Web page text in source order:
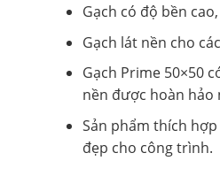
Gạch có độ bền
Gạch lát nền cho
Gạch Prime 50×50
nền được hoàn hảo
Sản phẩm thích
đẹp cho công trình.